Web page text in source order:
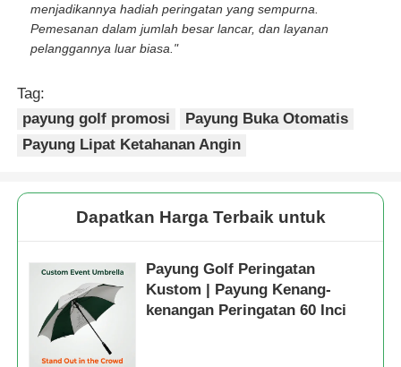
menjadikannya hadiah peringatan yang sempurna.
Pemesanan dalam jumlah besar lancar, dan layanan
pelanggannya luar biasa."
Tag:
payung golf promosi
Payung Buka Otomatis
Payung Lipat Ketahanan Angin
Dapatkan Harga Terbaik untuk
Payung Golf Peringatan
Kustom | Payung Kenang-
kenangan Peringatan 60 Inci